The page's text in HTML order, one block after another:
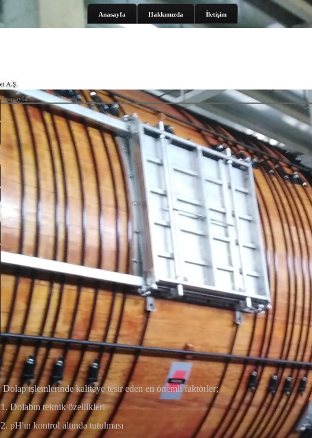
Anasayfa Hakkımızda İletişim
Anasayfa
Dolap işlemlerinde kaliteye tesir eden en önemli faktörler;
1. Dolabın teknik özellikleri
2. pH'ın kontrol altında tutulması